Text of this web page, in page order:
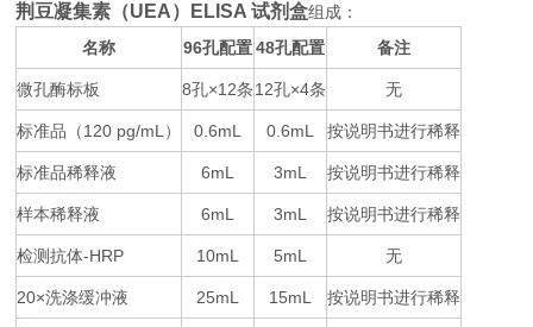
荆豆凝集素（UEA）ELISA 试剂盒组成：
名称
96孔配置 48孔配置 备注
微孔酶标板 8孔×12条 12孔×4条 无
标准品（120 pg/mL ） 0.6mL 0.6mL 按说明书进行稀释
标准品稀释液 6mL 3mL 按说明书进行稀释
样本稀释液 6mL 3mL 按说明书进行稀释
检测抗体-HRP 10mL 5mL 无
20×洗涤缓冲液 25mL 15mL 按说明书进行稀释